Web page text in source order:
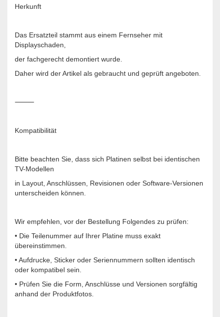
Herkunft
Das Ersatzteil stammt aus einem Fernseher mit
Displayschaden,
der fachgerecht demontiert wurde.
Daher wird der Artikel als gebraucht und geprüft angeboten.
⸻
Kompatibilität
Bitte beachten Sie, dass sich Platinen selbst bei identischen
TV-Modellen
in Layout, Anschlüssen, Revisionen oder Software-Versionen
unterscheiden können.
Wir empfehlen, vor der Bestellung Folgendes zu prüfen:
• Die Teilenummer auf Ihrer Platine muss exakt
übereinstimmen.
• Aufdrucke, Sticker oder Seriennummern sollten identisch
oder kompatibel sein.
• Prüfen Sie die Form, Anschlüsse und Versionen sorgfältig
anhand der Produktfotos.